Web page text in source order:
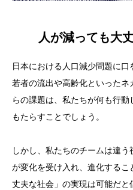
人口減少の最前線からの現場レ
Q&A
人が減っても大
日本における人口減少問題に
若者の流出や高齢化といった
らの課題は、私たちが何も行
もたらすことでしょう。
しかし、私たちのチームは違
が変化を受け入れ、進化する
丈夫な社会」の実現は可能だ